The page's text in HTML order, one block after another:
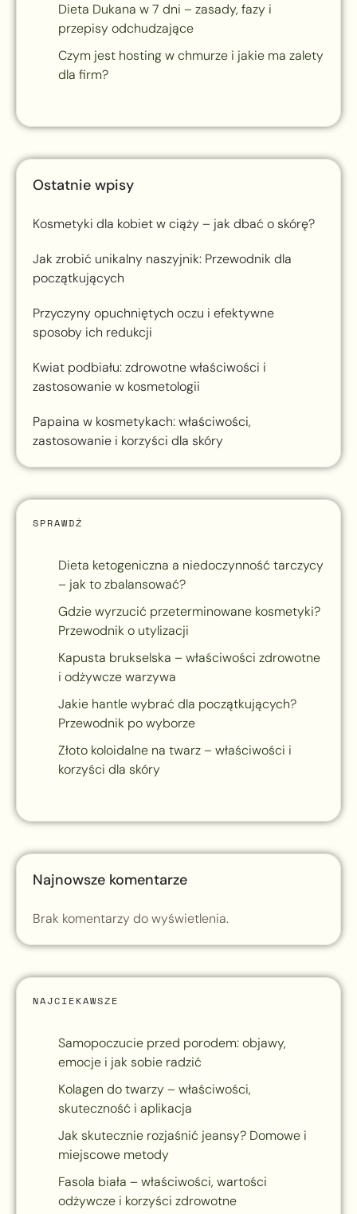
Dieta Dukana w 7 dni – zasady, fazy i
przepisy odchudzające
Czym jest hosting w chmurze i jakie ma zalety
dla firm?
Ostatnie wpisy
Kosmetyki dla kobiet w ciąży – jak dbać o skórę?
Jak zrobić unikalny naszyjnik: Przewodnik dla
początkujących
Przyczyny opuchniętych oczu i efektywne
sposoby ich redukcji
Kwiat podbiału: zdrowotne właściwości i
zastosowanie w kosmetologii
Papaina w kosmetykach: właściwości,
zastosowanie i korzyści dla skóry
SPRAWDŹ
Dieta ketogeniczna a niedoczynność tarczycy
– jak to zbalansować?
Gdzie wyrzucić przeterminowane kosmetyki?
Przewodnik o utylizacji
Kapusta brukselska – właściwości zdrowotne
i odżywcze warzywa
Jakie hantle wybrać dla początkujących?
Przewodnik po wyborze
Złoto koloidalne na twarz – właściwości i
korzyści dla skóry
Najnowsze komentarze
Brak komentarzy do wyświetlenia.
NAJCIEKAWSZE
Samopoczucie przed porodem: objawy,
emocje i jak sobie radzić
Kolagen do twarzy – właściwości,
skuteczność i aplikacja
Jak skutecznie rozjaśnić jeansy? Domowe i
miejscowe metody
Fasola biała – właściwości, wartości
odżywcze i korzyści zdrowotne